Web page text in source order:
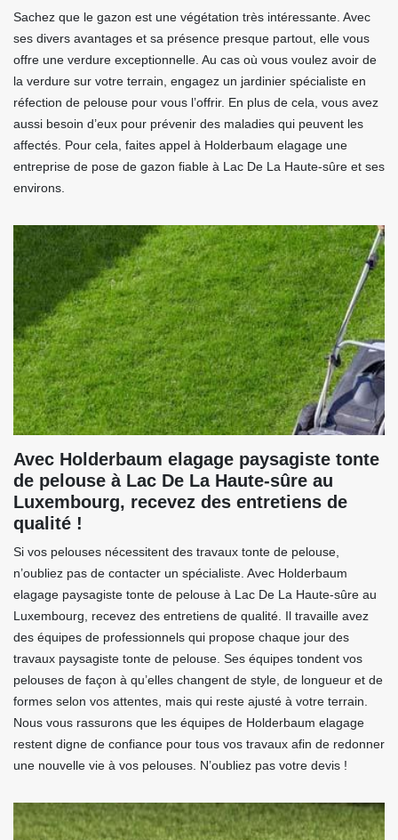
Sachez que le gazon est une végétation très intéressante. Avec
ses divers avantages et sa présence presque partout, elle vous
offre une verdure exceptionnelle. Au cas où vous voulez avoir de
la verdure sur votre terrain, engagez un jardinier spécialiste en
réfection de pelouse pour vous l’offrir. En plus de cela, vous avez
aussi besoin d’eux pour prévenir des maladies qui peuvent les
affectés. Pour cela, faites appel à Holderbaum elagage une
entreprise de pose de gazon fiable à Lac De La Haute-sûre et ses
environs.
Avec Holderbaum elagage paysagiste tonte
de pelouse à Lac De La Haute-sûre au
Luxembourg, recevez des entretiens de
qualité !
Si vos pelouses nécessitent des travaux tonte de pelouse,
n’oubliez pas de contacter un spécialiste. Avec Holderbaum
elagage paysagiste tonte de pelouse à Lac De La Haute-sûre au
Luxembourg, recevez des entretiens de qualité. Il travaille avez
des équipes de professionnels qui propose chaque jour des
travaux paysagiste tonte de pelouse. Ses équipes tondent vos
pelouses de façon à qu’elles changent de style, de longueur et de
formes selon vos attentes, mais qui reste ajusté à votre terrain.
Nous vous rassurons que les équipes de Holderbaum elagage
restent digne de confiance pour tous vos travaux afin de redonner
une nouvelle vie à vos pelouses. N’oubliez pas votre devis !